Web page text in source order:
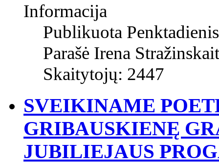
Informacija
Publikuota
Parašė Irena
Skaitytojų: 2447
SVEIKINAME
GRIBAUSKIENĘ
JUBILIEJAUS